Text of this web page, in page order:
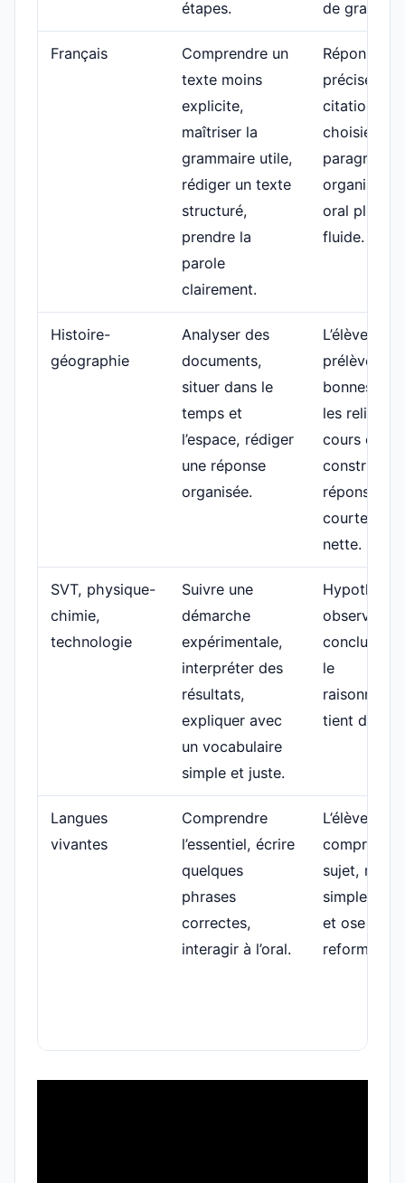
étapes.
de
Français
Comprendre un
texte moins
explicite,
maîtriser la
grammaire utile,
rédiger un texte
structuré,
prendre la
parole
clairement.
Réponses
précises,
citations
choisies,
organisés,
oral plus
fluide.
Histoire-
géographie
Analyser des
documents,
situer dans le
temps et
l’espace, rédiger
une réponse
organisée.
L’élève
prélève les
bonnes
les relie au
cours et
construit
réponse
courte mais
nette.
SVT, physique-
chimie,
technologie
Suivre une
démarche
expérimentale,
interpréter des
résultats,
expliquer avec
un vocabulaire
simple et juste.
Hypothèse,
conclusion :
le
tient
Langues
vivantes
Comprendre
l’essentiel, écrire
quelques
phrases
correctes,
interagir à l’oral.
L’élève
comprend
sujet,
simplement
et ose
reformuler.